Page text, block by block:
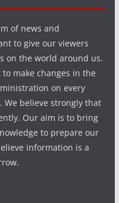
of news and
to give our viewers
on the world around us.
make changes in the
on every
We believe strongly that
Our aim is to bring
to prepare our
information is a